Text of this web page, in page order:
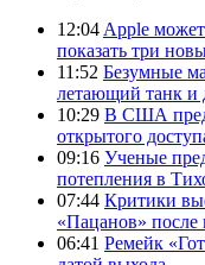
12:04 Apple
показать три
11:52 Безумные
летающий танк и
10:29 В США
открытого
09:16 Ученые
потепления в
07:44 Критики
«Пацанов» после
06:41 Ремейк